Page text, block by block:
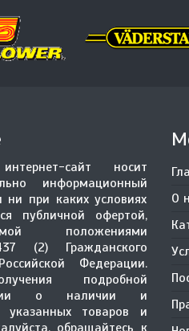
сайт носит
информационный
ни при каких условиях
публичной офертой,
положениями
(2) Гражданского
Федерации.
подробной
о наличии и
указанных товаров и
обращайтесь к
О